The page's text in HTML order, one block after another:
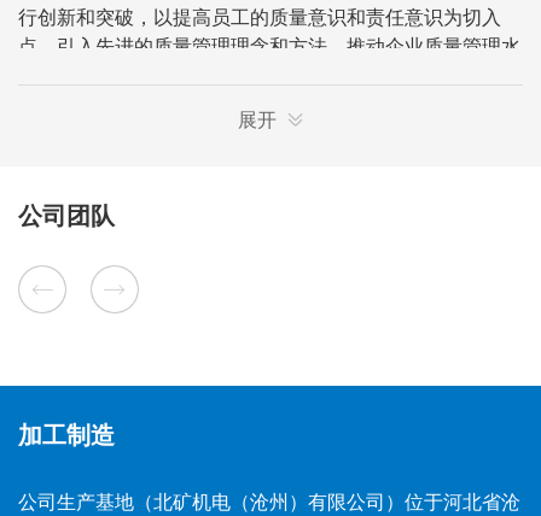
行创新和突破，以提高员工的质量意识和责任意识为切入
点，引入先进的质量管理理念和方法，推动企业质量管理水
公司坚持创新驱动，围绕国家重点资源聚集区域，加
托单位、主体研发单位开拓国内市场作出突出贡献。持续推
出一系列重大新技术新产品：磁絮凝一体化污水处理设备完
的680立方米浮选机完成了工业应用试验；摇床智能巡检机
锌机填补了技术空白；搭建完成废旧动力电池破碎试验线等
(二) 建立深度融合的产学研孵化平台，促进科技成果产
展开
公司团队
加工制造
公司生产基地（北矿机电（沧州）有限公司）位于河北省沧